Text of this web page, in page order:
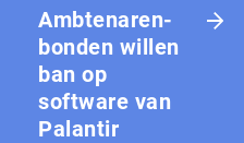
Amb­te­na­ren­
bon­den willen
ban op
software van
Palantir